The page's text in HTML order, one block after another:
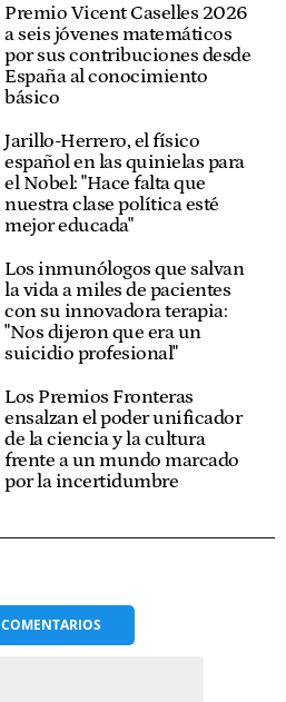
Premio Vicent Caselles 2026
a seis jóvenes matemáticos
por sus contribuciones desde
España al conocimiento
básico
Jarillo-Herrero, el físico
español en las quinielas para
el Nobel: "Hace falta que
nuestra clase política esté
mejor educada"
Los inmunólogos que salvan
la vida a miles de pacientes
con su innovadora terapia:
"Nos dijeron que era un
suicidio profesional"
Los Premios Fronteras
ensalzan el poder unificador
de la ciencia y la cultura
frente a un mundo marcado
por la incertidumbre
COMENTARIOS